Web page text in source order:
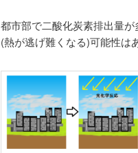
都市部で二酸化炭素排出量
(熱が逃げ難くなる)可能性は